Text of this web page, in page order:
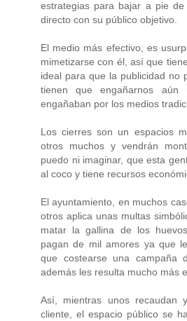
estrategias para bajar a pie
directo con su público objetivo.
El medio más efectivo, es
mimetizarse con él, así que
ideal para que la publicidad no
tienen que engañarnos
engañaban por los medios
Los cierres son un espacios
otros muchos y vendrán
puedo ni imaginar, que esta
al coco y tiene recursos
El ayuntamiento, en muchos
otros aplica unas multas
matar la gallina de los
pagan de mil amores ya que
que costearse una campaña
además les resulta mucho más
Así, mientras unos recaudan
cliente, el espacio público se